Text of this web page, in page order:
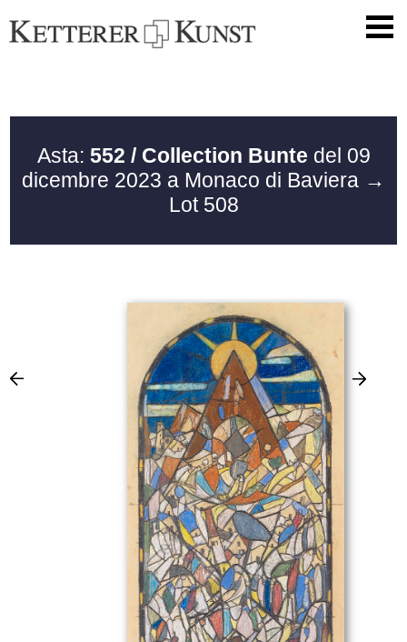
Asta: 552 / Collection Bunte del 09
dicembre 2023 a Monaco di Baviera →
Lot 508